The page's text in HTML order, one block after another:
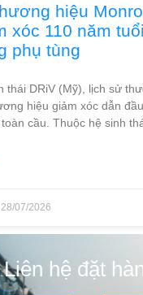
hiệu
xóc 110 năm
phụ tùng
thái DRiV (Mỹ), lịch sử
hiệu giảm xóc dẫn
cầu. Thuộc hệ sinh
28/07/2026
Liên hệ đặt